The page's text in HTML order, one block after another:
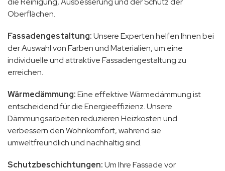
Oberflächen.
Fassadengestaltung:Unsere Experten helfen Ihnen bei
der Auswahl von Farben und Materialien, um eine
individuelle und attraktive Fassadengestaltung zu
erreichen.
Wärmedämmung:Eine effektive Wärmedämmung ist
entscheidend für die Energieeffizienz. Unsere
Dämmungsarbeiten reduzieren Heizkosten und
verbessern den Wohnkomfort, während sie
umweltfreundlich und nachhaltig sind.
Schutzbeschichtungen:Um Ihre Fassade vor